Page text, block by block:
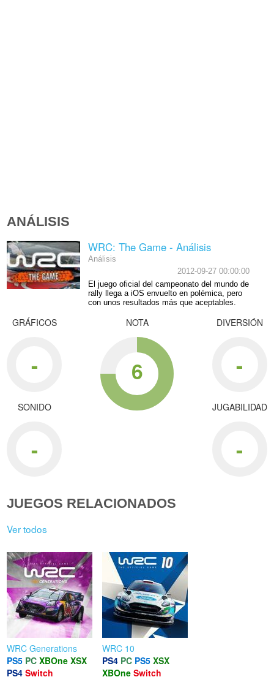
ANÁLISIS
WRC: The Game - Análisis
Análisis
2012-09-27 00:00:00
El juego oficial del campeonato del mundo de
rally llega a iOS envuelto en polémica, pero
con unos resultados más que aceptables.
GRÁFICOS
-
SONIDO
-
NOTA
6
DIVERSIÓN
-
JUGABILIDAD
-
JUEGOS RELACIONADOS
Ver todos
WRC Generations
PS5 PC XBOne XSX
PS4 Switch
WRC 10
PS4 PC PS5 XSX
XBOne Switch